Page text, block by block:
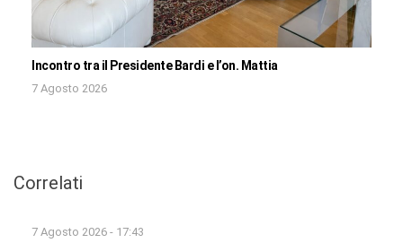
Incontro tra il Presidente Bardi e l’on. Mattia
7 Agosto 2026
Correlati
7 Agosto 2026 - 17:43